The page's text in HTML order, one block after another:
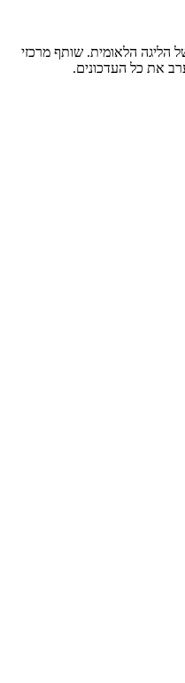
הליגה הלאומית. שותף מרכזי
את כל העדכונים.